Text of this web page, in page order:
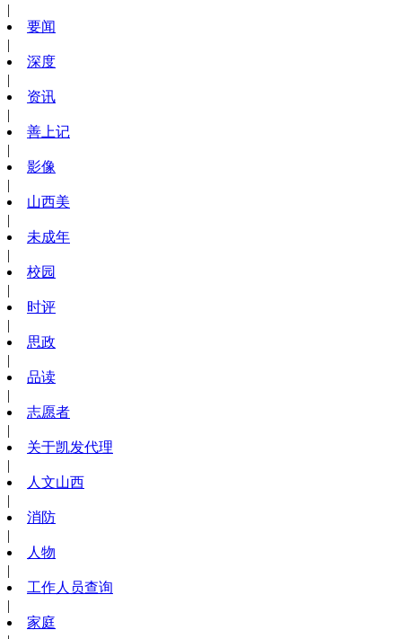
|
要闻
|
深度
|
资讯
|
善上记
|
影像
|
山西美
|
未成年
|
校园
|
时评
|
思政
|
品读
|
志愿者
|
关于凯发代理
|
人文山西
|
消防
|
人物
|
工作人员查询
|
家庭